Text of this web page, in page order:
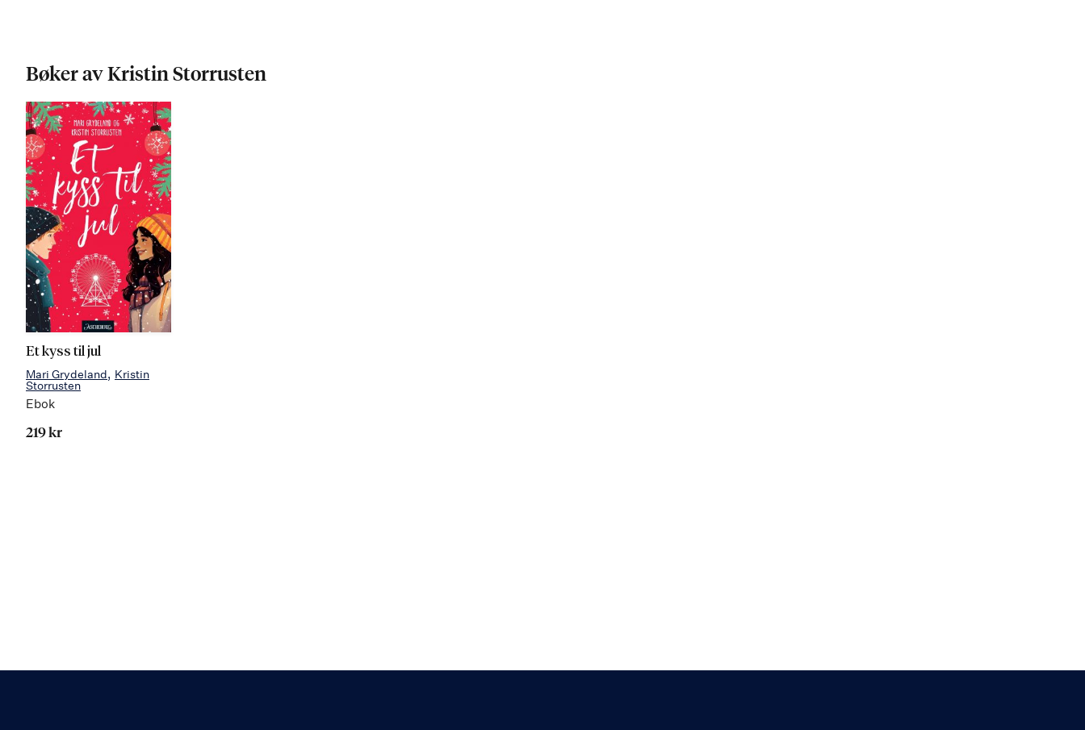
Bøker av Kristin Storrusten
Et kyss til jul
Mari Grydeland
Kristin
Storrusten
Ebok
219 kr